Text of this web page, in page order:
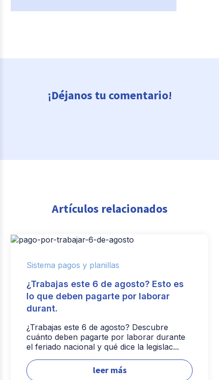
¡Déjanos tu comentario!
Artículos relacionados
Sistema pagos y planillas
¿Trabajas este 6 de agosto? Esto es
lo que deben pagarte por laborar
durant.
¿Trabajas este 6 de agosto? Descubre
cuánto deben pagarte por laborar durante
el feriado nacional y qué dice la legislac...
leer más